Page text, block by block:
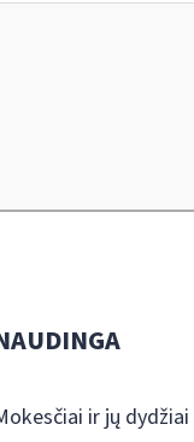
ir jų dydžiai